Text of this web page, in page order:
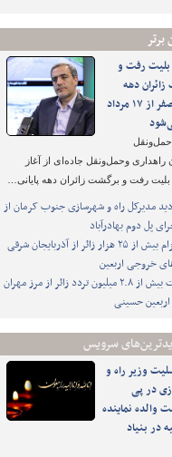
برتر
رفت و
دهه
پایانی صفر از ۱۷ مرداد
حمل‌ونقل
راهداری وحمل‌ونقل جاده‌ای از آغاز
رفت و برگشت زائران دهه پایانی…
مدیرکل راه و شهرسازی جنوب کرمان از
پل دوم بهادرآباد
اعزام بیش از ۲۵ هزار زائر از آذربایجان شرقی
خروجی اربعین
ثبت بیش از ۲.۸ میلیون تردد زائر از مرز مهران
اربعین حسینی
سرویس
وزیر راه و
در پی
والده نماینده
در بنیاد